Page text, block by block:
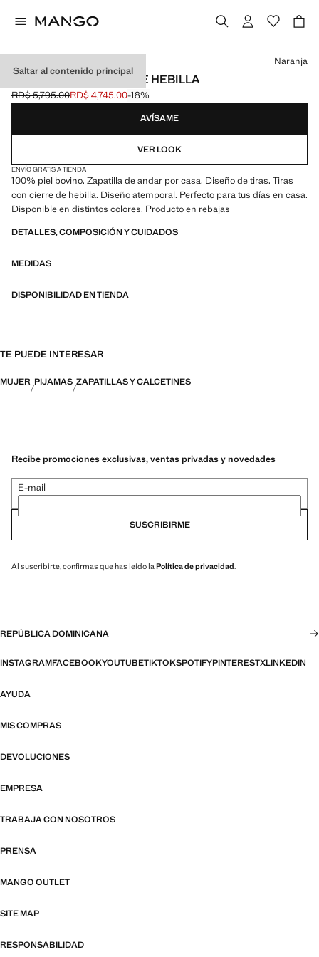
Saltar al contenido principal
SANDALIAS PIEL DOBLE HEBILLA
Precio inicial tachado [RD$ 5,795.00 ]
RD$ 5,795.00
Precio actual [RD$ 4,745.00 ]
RD$ 4,745.00-18%
Selecciona un color
Naranja
AVÍSAME
VER LOOK
ENVÍO GRATIS A TIENDA
100% piel bovino. Zapatilla de andar por casa. Diseño de tiras. Tiras
con cierre de hebilla. Diseño atemporal. Perfecto para tus días en casa.
Disponible en distintos colores. Producto en rebajas
DETALLES, COMPOSICIÓN Y CUIDADOS
MEDIDAS
DISPONIBILIDAD EN TIENDA
TE PUEDE INTERESAR
MUJER PIJAMAS ZAPATILLAS Y CALCETINES
Recibe promociones exclusivas, ventas privadas y novedades
E-mail
SUSCRIBIRME
Al suscribirte, confirmas que has leído la Política de privacidad.
REPÚBLICA DOMINICANA
INSTAGRAMFACEBOOKYOUTUBETIKTOKSPOTIFYPINTERESTXLINKEDIN
AYUDA
MIS COMPRAS
DEVOLUCIONES
EMPRESA
TRABAJA CON NOSOTROS
PRENSA
MANGO OUTLET
SITE MAP
RESPONSABILIDAD